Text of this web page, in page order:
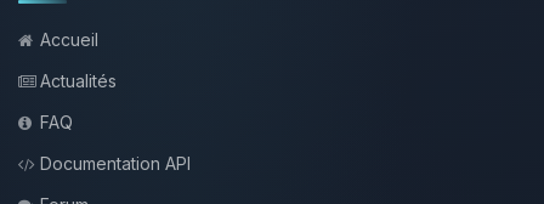
Accueil
Actualités
FAQ
Documentation API